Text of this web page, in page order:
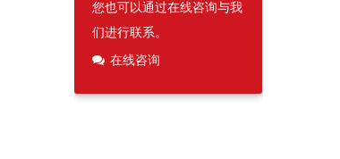
您也可以通过在线咨询与我
们进行联系。
在线咨询